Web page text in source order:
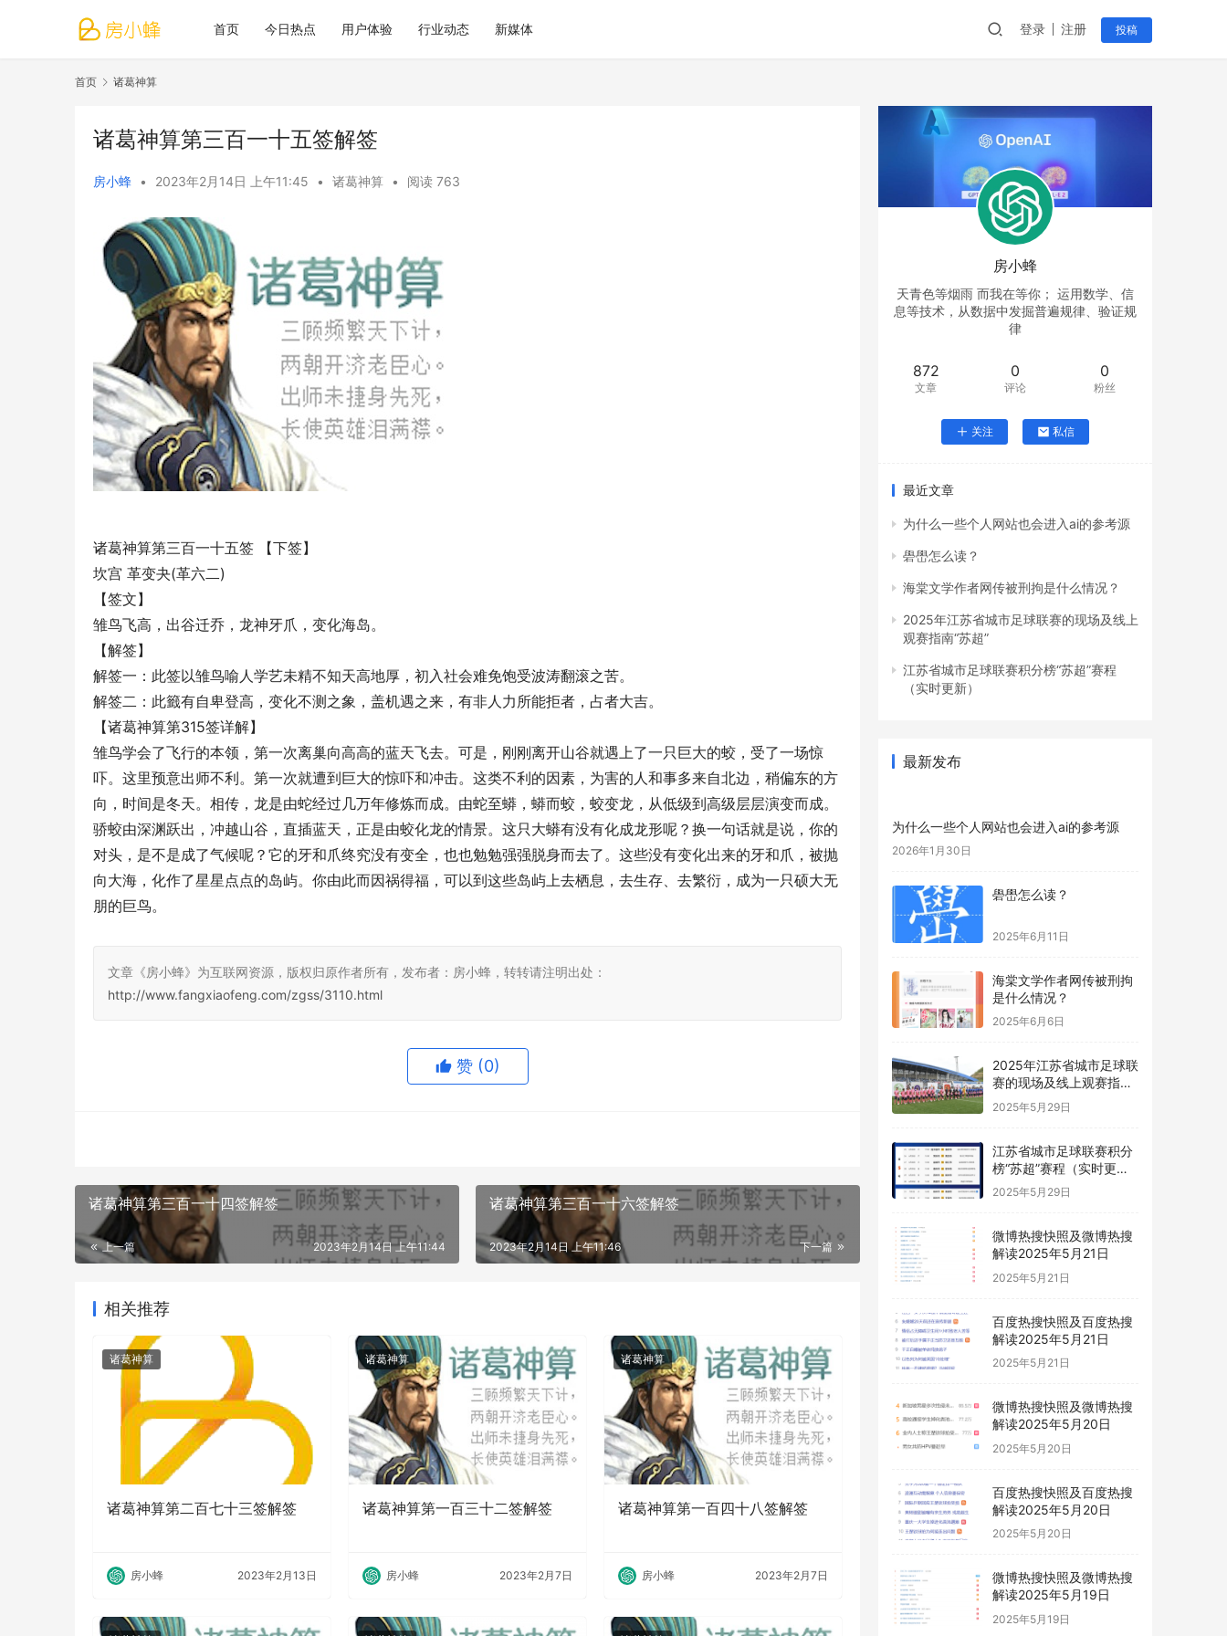
首页 今日热点 用户体验 行业动态 新媒体 登录 注册 投稿
首页 诸葛神算
诸葛神算第三百一十五签解签
房小蜂 • 2023年2月14日 上午11:45 • 诸葛神算 • 阅读 763
诸葛神算第三百一十五签 【下签】
坎宫 革变夬(革六二)
【签文】
雏鸟飞高，出谷迁乔，龙神牙爪，变化海岛。
【解签】
解签一：此签以雏鸟喻人学艺未精不知天高地厚，初入社会难免饱受波涛翻滚之苦。
解签二：此籤有自卑登高，变化不测之象，盖机遇之来，有非人力所能拒者，占者大吉。
【诸葛神算第315签详解】
雏鸟学会了飞行的本领，第一次离巢向高高的蓝天飞去。可是，刚刚离开山谷就遇上了一只巨大的蛟，受了一场惊
吓。这里预意出师不利。第一次就遭到巨大的惊吓和冲击。这类不利的因素，为害的人和事多来自北边，稍偏东的方
向，时间是冬天。相传，龙是由蛇经过几万年修炼而成。由蛇至蟒，蟒而蛟，蛟变龙，从低级到高级层层演变而成。
骄蛟由深渊跃出，冲越山谷，直插蓝天，正是由蛟化龙的情景。这只大蟒有没有化成龙形呢？换一句话就是说，你的
对头，是不是成了气候呢？它的牙和爪终究没有变全，也也勉勉强强脱身而去了。这些没有变化出来的牙和爪，被抛
向大海，化作了星星点点的岛屿。你由此而因祸得福，可以到这些岛屿上去栖息，去生存、去繁衍，成为一只硕大无
朋的巨鸟。
文章《房小蜂》为互联网资源，版权归原作者所有，发布者：房小蜂，转转请注明出处：
http://www.fangxiaofeng.com/zgss/3110.html
赞 (0)
诸葛神算第三百一十四签解签
上一篇 2023年2月14日 上午11:44
诸葛神算第三百一十六签解签
下一篇
2023年2月14日 上午11:46
相关推荐
诸葛神算
诸葛神算第二百七十三签解签
房小蜂 2023年2月13日
诸葛神算
诸葛神算第一百三十二签解签
房小蜂 2023年2月7日
诸葛神算
诸葛神算第一百四十八签解签
房小蜂 2023年2月7日
房小蜂
天青色等烟雨 而我在等你； 运用数学、信
息等技术，从数据中发掘普遍规律、验证规
律
872
文章
0
评论
0
粉丝
关注 私信
最近文章
为什么一些个人网站也会进入ai的参考源
礐嶨怎么读？
海棠文学作者网传被刑拘是什么情况？
2025年江苏省城市足球联赛的现场及线上
观赛指南“苏超”
江苏省城市足球联赛积分榜“苏超”赛程
（实时更新）
最新发布
为什么一些个人网站也会进入ai的参考源
2026年1月30日
礐嶨怎么读？
2025年6月11日
海棠文学作者网传被刑拘
是什么情况？
2025年6月6日
2025年江苏省城市足球联
赛的现场及线上观赛指南
“苏超”
2025年5月29日
江苏省城市足球联赛积分
榜“苏超”赛程（实时更
新）
2025年5月29日
微博热搜快照及微博热搜
解读2025年5月21日
2025年5月21日
百度热搜快照及百度热搜
解读2025年5月21日
2025年5月21日
微博热搜快照及微博热搜
解读2025年5月20日
2025年5月20日
百度热搜快照及百度热搜
解读2025年5月20日
2025年5月20日
微博热搜快照及微博热搜
解读2025年5月19日
2025年5月19日